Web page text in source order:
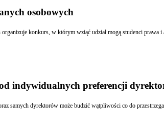
osobowych
indywidualnych preferencji
samych dyrektorów może budzić wątpliwości co do